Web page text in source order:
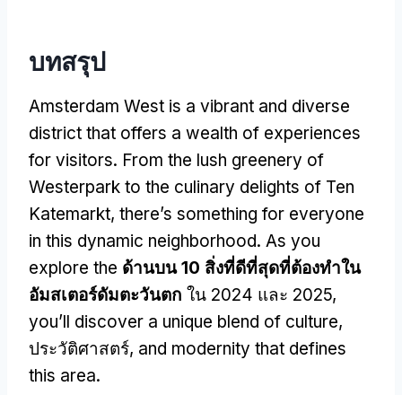
บทสรุป
Amsterdam West is a vibrant and diverse
district that offers a wealth of experiences
for visitors. From the lush greenery of
Westerpark to the culinary delights of Ten
Katemarkt, there’s something for everyone
in this dynamic neighborhood. As you
explore the ด้านบน 10 สิ่งที่ดีที่สุดที่ต้องทําใน
อัมสเตอร์ดัมตะวันตก ใน 2024 และ 2025,
you’ll discover a unique blend of culture,
ประวัติศาสตร์, and modernity that defines
this area.